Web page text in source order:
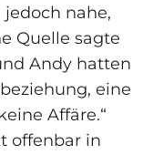
nahe,
Quelle sagte
Andy hatten
eine
Affäre.“
offenbar in